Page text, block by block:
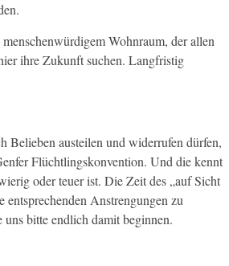
Wohnraum, der allen
ihre Zukunft suchen. Langfristig
Belieben austeilen und widerrufen dürfen,
Flüchtlingskonvention. Und die kennt
oder teuer ist. Die Zeit des „auf Sicht
Anstrengungen zu
bitte endlich damit beginnen.